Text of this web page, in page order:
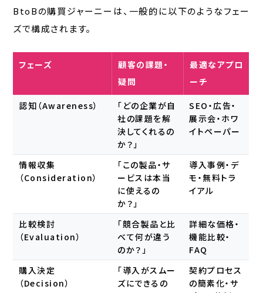
BtoBの購買ジャーニーは、一般的に以下のようなフェー
ズで構成されます。
フェーズ
顧客の課題・
疑問
最適なアプロ
ーチ
認知（Awareness）
「どの企業が自
社の課題を解
決してくれるの
か？」
SEO・広告・
展示会・ホワ
イトペーパー
情報収集
（Consideration）
「この製品・サ
ービスは本当
に使えるの
か？」
導入事例・デ
モ・無料トラ
イアル
比較検討
（Evaluation）
「競合製品と比
べて何が違う
のか？」
詳細な価格・
機能比較・
FAQ
購入決定
（Decision）
「導入がスムー
ズにできるの
契約プロセス
の簡素化・サ